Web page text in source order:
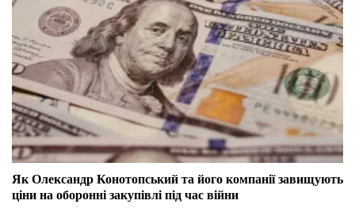
Як Олександр Конотопський та його компанії завищують
ціни на оборонні закупівлі під час війни